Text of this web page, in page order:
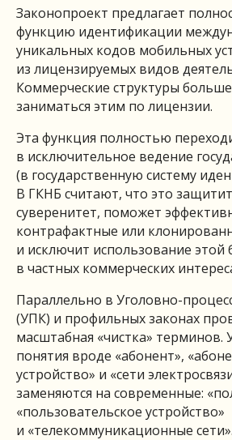
Законопроект предлагает
функцию идентификации
уникальных кодов мобильных
из лицензируемых видов
Коммерческие структуры
заниматься этим по лицензии.
Эта функция полностью
в исключительное ведение
(в государственную систему
В ГКНБ считают, что это
суверенитет, поможет
контрафактные или
и исключит использование этой
в частных коммерческих
Параллельно в Уголовно-
(УПК) и профильных законах
масштабная «чистка» терминов.
понятия вроде «абонент»,
устройство» и «сети
заменяются на современные:
«пользовательское устройство»
и «телекоммуникационные сети».